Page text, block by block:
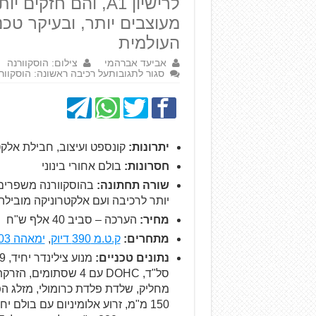
מעוצבים יותר, ובעיקר
העולמית
אביעד אברהמי
צילום: הוסקוורנה
סגור לתגובותעל רכיבה ראשונה:
יתרונות: קונספט ועיצוב, חבילת
חסרונות: בולם אחורי בינוני
שורה תחתונה:
יותר לרכיבה ועם אלקטרוניקה
מחיר: הערכה – סביב 40 אלף ש"ח
מתחרים: ק.ט.מ 390 דיוק , ימאהה MT-03
נתונים טכניים: